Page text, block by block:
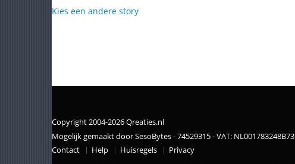
Kies een andere story
Copyright 2004-2026 Qreaties.nl
Mogelijk gemaakt door SesoBytes - 74529315 - VAT: NL001783248B73
Contact
Help Huisregels Privacy